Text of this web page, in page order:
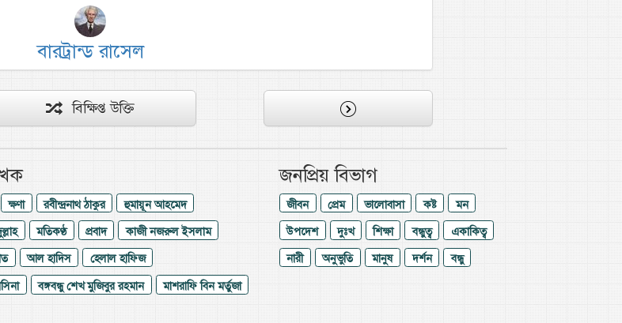
বারট্রান্ড রাসেল
বিক্ষিপ্ত উক্তি
ক্ষণা রবীন্দ্রনাথ ঠাকুর
হুমায়ূন আহমেদ
মতিকণ্ঠ প্রবাদ
কাজী নজরুল ইসলাম
আল হাদিস
হেলাল হাফিজ
বঙ্গবন্ধু শেখ মুজিবুর রহমান মাশরাফি বিন মর্তুজা
জনপ্রিয় বিভাগ
জীবন প্রেম ভালোবাসা কষ্ট
মন
উপদেশ
দুঃখ শিক্ষা বন্ধুত্ব
একাকিত্ব
নারী
অনুভুতি মানুষ দর্শন বন্ধু